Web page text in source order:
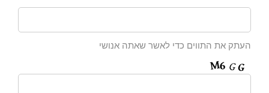
העתק את התווים כדי לאשר שאתה אנושי